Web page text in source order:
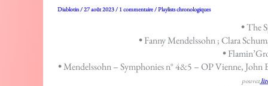
Diablotin/27 août 2023/ 1 commentaire/Playlists chronologiques
•The
•Fanny Mendelssohn ; Clara
•
•Mendelssohn – Symphonies n° 4&5 – OP Vienne,
pouvez